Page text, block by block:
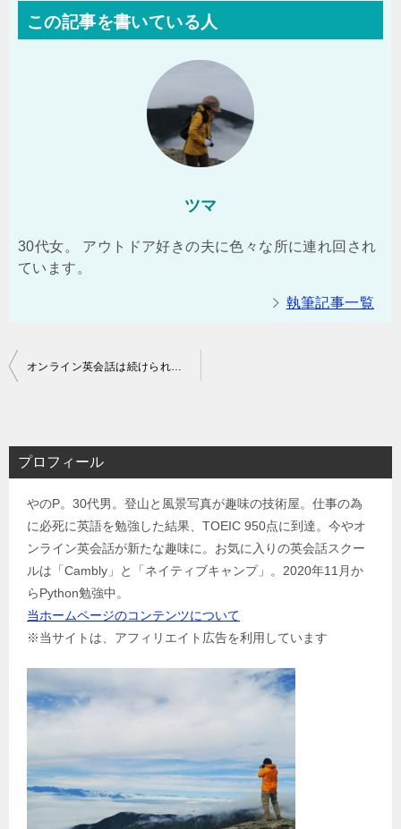
この記事を書いている人
ツマ
30代女。 アウトドア好きの夫に色々な所に連れ回され
ています。
執筆記事一覧
投
ビ
ゲ
オンライン英会話は続けられない？継続するためのコツを解説
プロフィール
やのP。30代男。登山と風景写真が趣味の技術屋。仕事の為
に必死に英語を勉強した結果、TOEIC 950点に到達。今やオ
ンライン英会話が新たな趣味に。お気に入りの英会話スクー
ルは「Cambly」と「ネイティブキャンプ」。2020年11月か
らPython勉強中。
当ホームページのコンテンツについて
※当サイトは、アフィリエイト広告を利用しています